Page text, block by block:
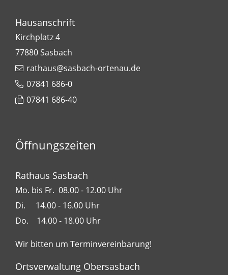
Hausanschrift
Kirchplatz 4
77880Sasbach
rathaus@sasbach-ortenau.de
07841 686-0
07841 686-40
Öffnungszeiten
Rathaus Sasbach
Mo. bis Fr. 08.00 - 12.00 Uhr
Di. 14.00 - 16.00 Uhr
Do. 14.00 - 18.00 Uhr
Wir bitten um Terminvereinbarung!
Ortsverwaltung Obersasbach